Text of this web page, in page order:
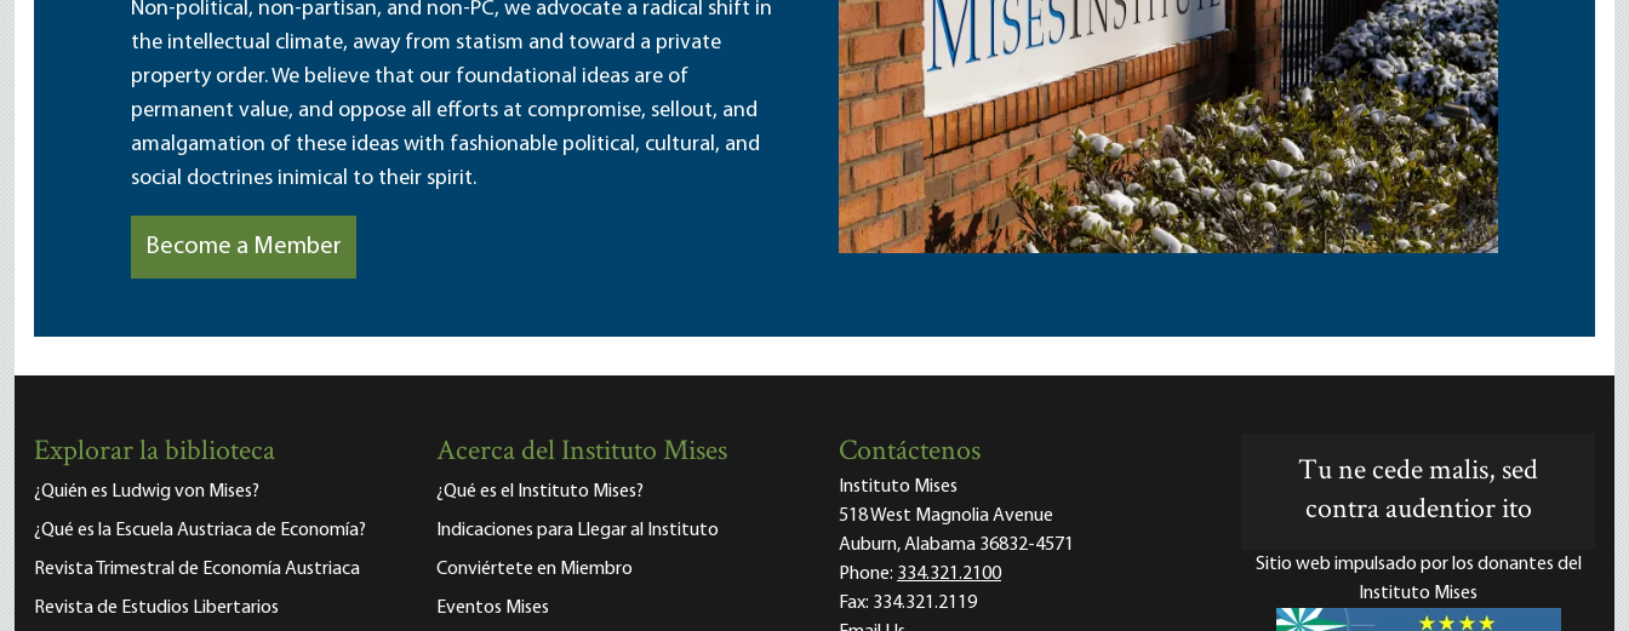
Non-political, non-partisan, and non-PC, we advocate a radical shift in
the intellectual climate, away from statism and toward a private
property order. We believe that our foundational ideas are of
permanent value, and oppose all efforts at compromise, sellout, and
amalgamation of these ideas with fashionable political, cultural, and
social doctrines inimical to their spirit.
Become a Member
Explorar la biblioteca
¿Quién es Ludwig von Mises?
¿Qué es la Escuela Austriaca de Economía?
Revista Trimestral de Economía Austriaca
Revista de Estudios Libertarios
Acerca del Instituto Mises
¿Qué es el Instituto Mises?
Indicaciones para Llegar al Instituto
Conviértete en Miembro
Eventos Mises
Contáctenos
Instituto Mises
518 West Magnolia Avenue
Auburn, Alabama 36832-4571
Phone: 334.321.2100
Fax: 334.321.2119
Tu ne cede malis, sed
contra audentior ito
Sitio web impulsado por los donantes del
Instituto Mises